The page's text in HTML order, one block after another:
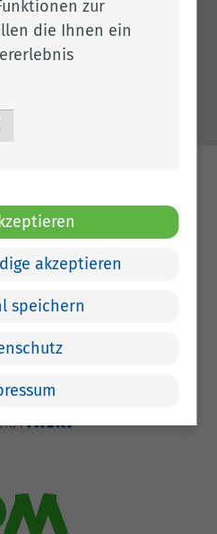
zur
die Ihnen ein
akzeptieren
speichern